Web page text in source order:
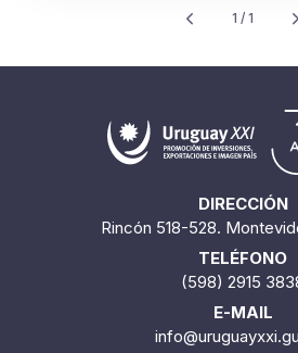
1 / 1
DIRECCIÓN
Rincón 518-528.
TELÉFONO
(598) 2915
E-MAIL